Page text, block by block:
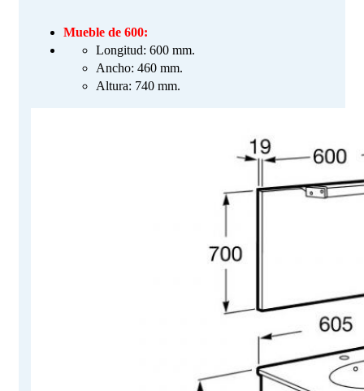
Mueble de 600:
Longitud: 600 mm.
Ancho: 460 mm.
Altura: 740 mm.